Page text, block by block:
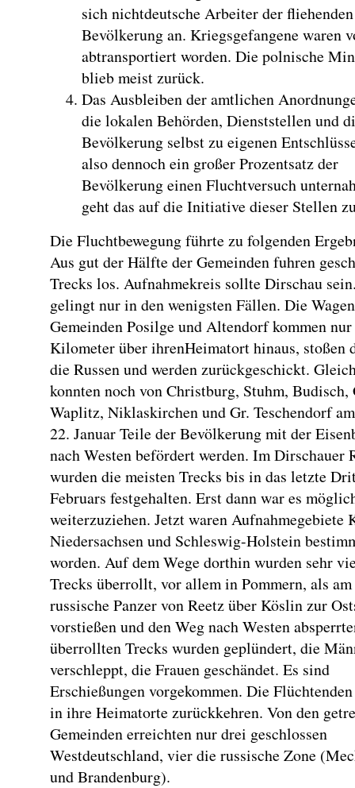
sich nichtdeutsche Arbeiter der fliehenden
Bevölkerung an. Kriegsgefangene waren
abtransportiert worden. Die polnische
blieb meist zurück.
Das Ausbleiben der amtlichen
die lokalen Behörden, Dienststellen und
Bevölkerung selbst zu eigenen
also dennoch ein großer Prozentsatz der
Bevölkerung einen Fluchtversuch
geht das auf die Initiative dieser Stellen
Die Fluchtbewegung führte zu folgenden
Aus gut der Hälfte der Gemeinden fuhren
Trecks los. Aufnahmekreis sollte Dirschau
gelingt nur in den wenigsten Fällen. Die
Gemeinden Posilge und Altendorf kommen
Kilometer über ihrenHeimatort hinaus, stoßen
die Russen und werden zurückgeschickt.
konnten noch von Christburg, Stuhm, Budisch,
Waplitz, Niklaskirchen und Gr. Teschendorf
22. Januar Teile der Bevölkerung mit der
nach Westen befördert werden. Im Dirschauer
wurden die meisten Trecks bis in das letzte
Februars festgehalten. Erst dann war es
weiterzuziehen. Jetzt waren Aufnahmegebiete
Niedersachsen und Schleswig-Holstein
worden. Auf dem Wege dorthin wurden sehr
Trecks überrollt, vor allem in Pommern, als
russische Panzer von Reetz über Köslin zur
vorstießen und den Weg nach Westen
überrollten Trecks wurden geplündert, die
verschleppt, die Frauen geschändet. Es sind
Erschießungen vorgekommen. Die
in ihre Heimatorte zurückkehren. Von den
Gemeinden erreichten nur drei geschlossen
Westdeutschland, vier die russische Zone
und Brandenburg).